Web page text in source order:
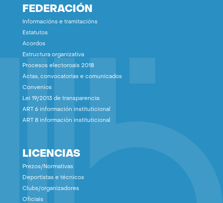
FEDERACIÓN
Informacións e tramitacións
Estatutos
Acordos
Estructura organizativa
Procesos electoroais 2018
Actas, convocatorias e comunicados
Convenios
Lei 19/2013 de transparencia:
ART 6 información instituticional
ART 8 información instituticional
LICENCIAS
Prezos/Normativas
Deportistas e técnicos
Clubs/organizadores
Oficiais